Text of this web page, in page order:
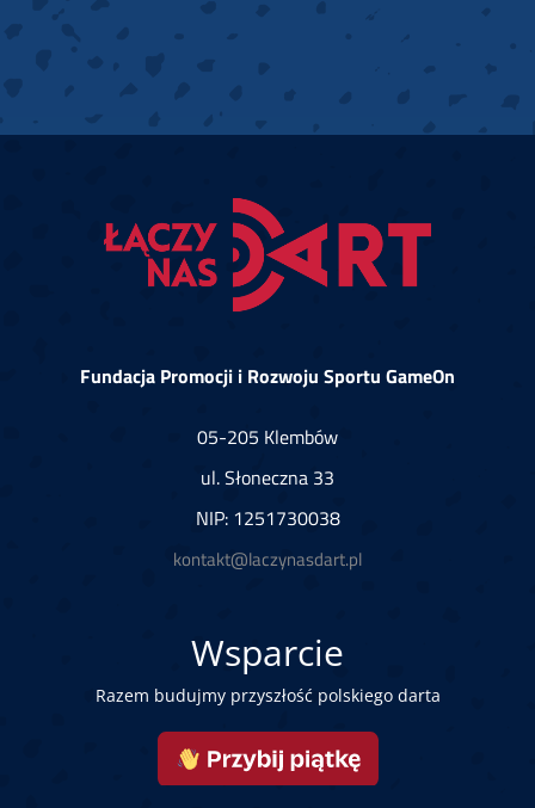
Fundacja Promocji i Rozwoju Sportu GameOn
05-205 Klembów
ul. Słoneczna 33
NIP: 1251730038
kontakt@laczynasdart.pl
Wsparcie
Razem budujmy przyszłość polskiego darta